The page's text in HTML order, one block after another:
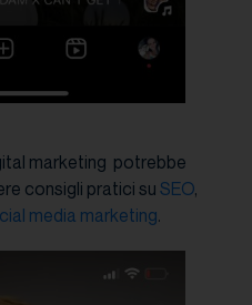
marketing potrebbe
consigli pratici su SEO,
media marketing.